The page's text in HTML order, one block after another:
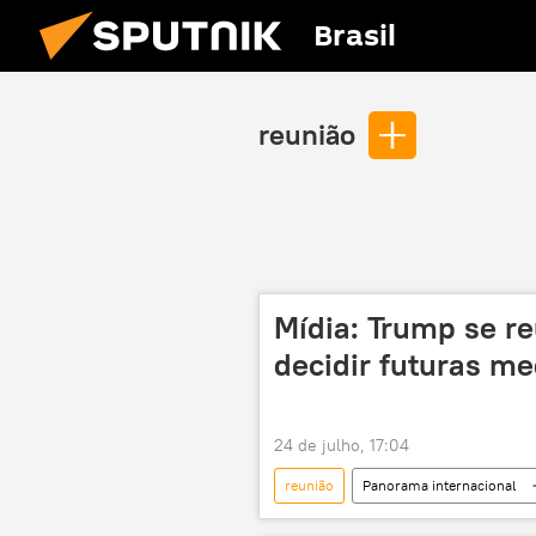
Brasil
reunião
Mídia: Trump se
decidir futuras
24 de julho, 17:04
reunião
Panorama internacional
CENTCOM
assessoria